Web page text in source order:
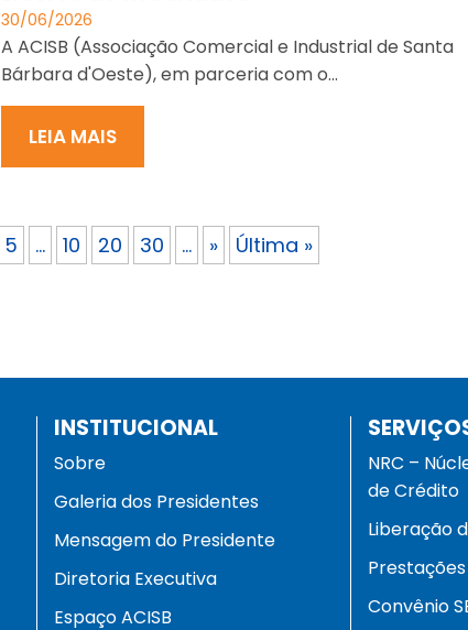
30/06/2026
A ACISB (Associação Comercial e Industrial de Santa
Bárbara d'Oeste), em parceria com o...
LEIA MAIS
5 ... 10 20 30 ... » Última »
INSTITUCIONAL
Sobre
Galeria dos Presidentes
Mensagem do Presidente
Diretoria Executiva
Espaço ACISB
NRC –
de Crédito
Liberação
Prestações
Convênio